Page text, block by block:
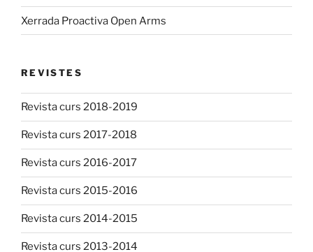
Xerrada Proactiva Open Arms
REVISTES
Revista curs 2018-2019
Revista curs 2017-2018
Revista curs 2016-2017
Revista curs 2015-2016
Revista curs 2014-2015
Revista curs 2013-2014